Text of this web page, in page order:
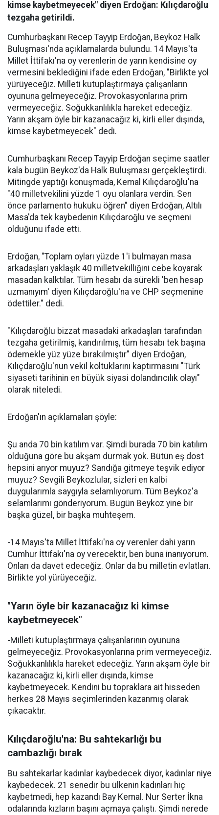
kimse kaybetmeyecek" diyen Erdoğan: Kılıçdaroğlu
tezgaha getirildi.
Cumhurbaşkanı Recep Tayyip Erdoğan, Beykoz Halk
Buluşması'nda açıklamalarda bulundu. 14 Mayıs'ta
Millet İttifakı'na oy verenlerin de yarın kendisine oy
vermesini beklediğini ifade eden Erdoğan, "Birlikte yol
yürüyeceğiz. Milleti kutuplaştırmaya çalışanların
oyununa gelmeyeceğiz. Provokasyonlarına prim
vermeyeceğiz. Soğukkanlılıkla hareket edeceğiz.
Yarın akşam öyle bir kazanacağız ki, kirli eller dışında,
kimse kaybetmeyecek" dedi.
Cumhurbaşkanı Recep Tayyip Erdoğan seçime saatler
kala bugün Beykoz'da Halk Buluşması gerçekleştirdi.
Mitingde yaptığı konuşmada, Kemal Kılıçdaroğlu'na
"40 milletvekilini yüzde 1 oyu olanlara verdin. Sen
önce parlamento hukuku öğren" diyen Erdoğan, Altılı
Masa'da tek kaybedenin Kılıçdaroğlu ve seçmeni
olduğunu ifade etti.
Erdoğan, "Toplam oyları yüzde 1'i bulmayan masa
arkadaşları yaklaşık 40 milletvekilliğini cebe koyarak
masadan kalktılar. Tüm hesabı da sürekli 'ben hesap
uzmanıyım' diyen Kılıçdaroğlu'na ve CHP seçmenine
ödettiler." dedi.
"Kılıçdaroğlu bizzat masadaki arkadaşları tarafından
tezgaha getirilmiş, kandırılmış, tüm hesabı tek başına
ödemekle yüz yüze bırakılmıştır" diyen Erdoğan,
Kılıçdaroğlu'nun vekil koltuklarını kaptırmasını "Türk
siyaseti tarihinin en büyük siyasi dolandırıcılık olayı"
olarak niteledi.
Erdoğan'ın açıklamaları şöyle:
Şu anda 70 bin katılım var. Şimdi burada 70 bin katılım
olduğuna göre bu akşam durmak yok. Bütün eş dost
hepsini arıyor muyuz? Sandığa gitmeye teşvik ediyor
muyuz? Sevgili Beykozlular, sizleri en kalbi
duygularımla saygıyla selamlıyorum. Tüm Beykoz'a
selamlarımı gönderiyorum. Bugün Beykoz yine bir
başka güzel, bir başka muhteşem.
-14 Mayıs'ta Millet İttifakı'na oy verenler dahi yarın
Cumhur İttifakı'na oy verecektir, ben buna inanıyorum.
Onları da davet edeceğiz. Onlar da bu milletin evlatları.
Birlikte yol yürüyeceğiz.
"Yarın öyle bir kazanacağız ki kimse
kaybetmeyecek"
-Milleti kutuplaştırmaya çalışanlarının oyununa
gelmeyeceğiz. Provokasyonlarına prim vermeyeceğiz.
Soğukkanlılıkla hareket edeceğiz. Yarın akşam öyle bir
kazanacağız ki, kirli eller dışında, kimse
kaybetmeyecek. Kendini bu topraklara ait hisseden
herkes 28 Mayıs seçimlerinden kazanmış olarak
çıkacaktır.
Kılıçdaroğlu'na: Bu sahtekarlığı bu
cambazlığı bırak
Bu sahtekarlar kadınlar kaybedecek diyor, kadınlar niye
kaybedecek. 21 senedir bu ülkenin kadınları hiç
kaybetmedi, hep kazandı Bay Kemal. Nur Serter İkna
odalarında kızların başını açmaya çalıştı. Şimdi nerede